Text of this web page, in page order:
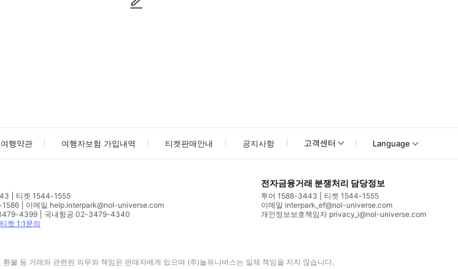
여행약관 여행자보험 가입내역 티켓판매안내 공지사항 고객센터 Language
티켓 1544-1555
1586
이메일 help.interpark@nol-universe.com
4399
국내항공 02-3479-4340
티켓 1:1문의
전자금융거래 분쟁처리 담당정보
투어 1588-3443
티켓 1544-1555
이메일 interpark_ef@nol-universe.com
개인정보보호책임자 privacy_i@nol-universe.com
불 등 거래와 관련된 의무와 책임은 판매자에게 있으며 (주)놀유니버스는 일체 책임을 지지 않습니다.